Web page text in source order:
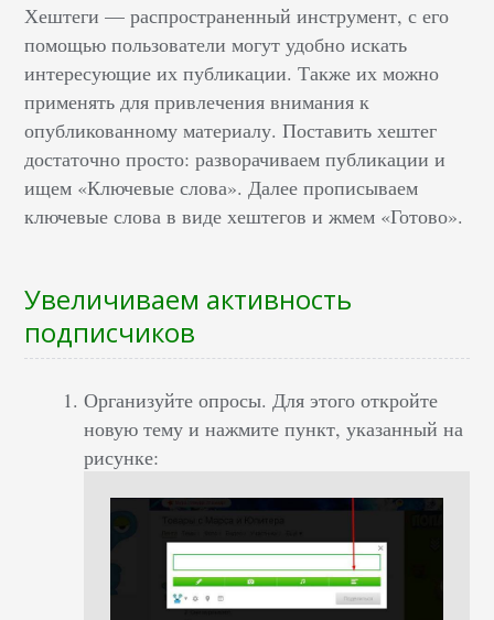
Хештеги — распространенный инструмент, с его
помощью пользователи могут удобно искать
интересующие их публикации. Также их можно
применять для привлечения внимания к
опубликованному материалу. Поставить хештег
достаточно просто: разворачиваем публикации и
ищем «Ключевые слова». Далее прописываем
ключевые слова в виде хештегов и жмем «Готово».
Увеличиваем активность
подписчиков
Организуйте опросы. Для этого откройте
новую тему и нажмите пункт, указанный на
рисунке: